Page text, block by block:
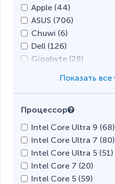
Apple (44)
ASUS (706)
Chuwi (6)
Dell (126)
Gigabyte (28)
Lenovo (681
MSI ( 129
Prestigio (
0 )
Razer (
Tecno (
Xiaomi (
Процессор
Intel Core Ultra 9 (68)
Intel Core Ultra 7 (80)
Intel Core Ultra 5 (51)
Intel Core 7 (20)
Intel Core 5 (59)